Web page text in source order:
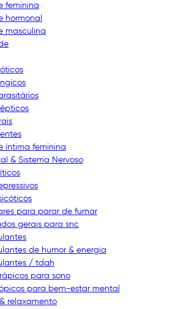
feminina
hormonal
masculina
íntima feminina
& Sistema Nervoso
para parar de fumar
gerais para snc
de humor & energia
/ tdah
para sono
para bem-estar mental
relaxamento